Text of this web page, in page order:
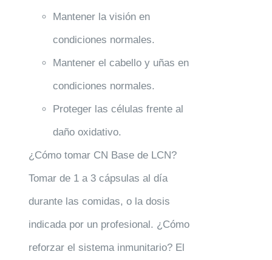
Mantener la visión en
condiciones normales.
Mantener el cabello y uñas en
condiciones normales.
Proteger las células frente al
daño oxidativo.
¿Cómo tomar CN Base de LCN?
Tomar de 1 a 3 cápsulas al día
durante las comidas, o la dosis
indicada por un profesional. ¿Cómo
reforzar el sistema inmunitario? El